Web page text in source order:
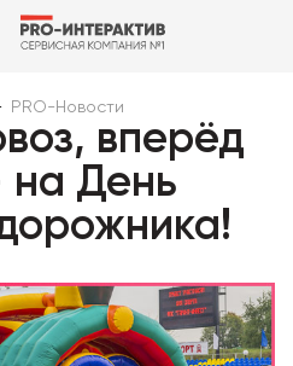
PRO-Новости
вперёд
на День